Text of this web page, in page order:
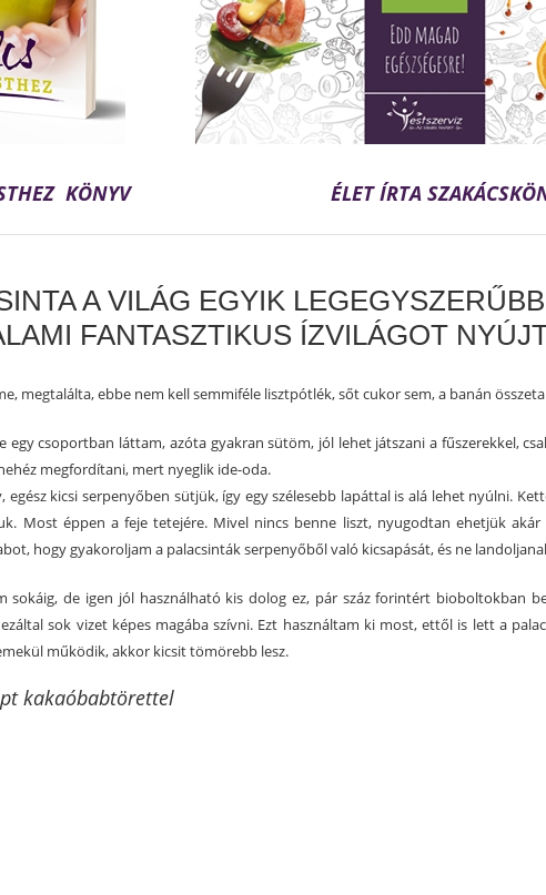
KÖNYV ÉLET ÍRTA
A VILÁG EGYIK
FANTASZTIKUS ÍZVILÁGOT
megtalálta, ebbe nem kell semmiféle lisztpótlék, sőt cukor sem, a banán
egy csoportban láttam, azóta gyakran sütöm, jól lehet játszani a fűszerekkel,
megfordítani, mert nyeglik ide-oda.
egész kicsi serpenyőben sütjük, így egy szélesebb lapáttal is alá lehet nyúlni.
Most éppen a feje tetejére. Mivel nincs benne liszt, nyugodtan ehetjük
hogy gyakoroljam a palacsinták serpenyőből való kicsapását, és ne
sokáig, de igen jól használható kis dolog ez, pár száz forintért bioboltokban
sok vizet képes magába szívni. Ezt használtam ki most, ettől is lett a
működik, akkor kicsit tömörebb lesz.
kakaóbabtörettel